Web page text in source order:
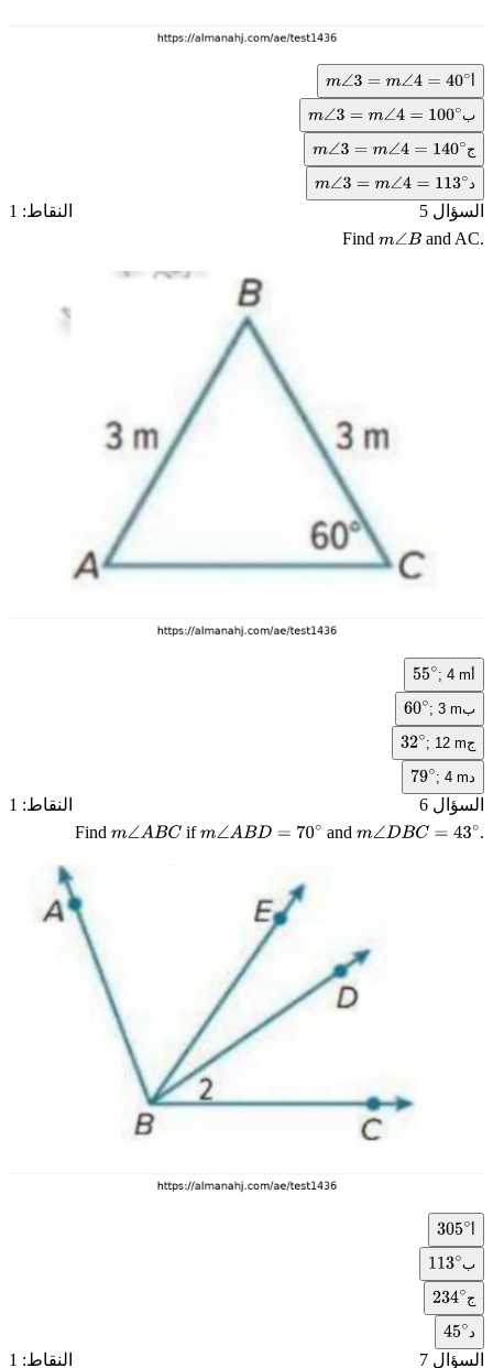
m∠3 =m ∠4=40∘
ب
m∠3 =m ∠4=100∘
ج
m∠3 =m ∠4=140∘
m∠3 =m ∠4=113∘
السؤال 5
النقاط: 1
Findm∠B and AC.
55 ∘ ; 4 m
ب 60 ∘ ; 3 m
ج 32 ∘ ; 12 m
79 ∘ ; 4 m
السؤال 6
النقاط: 1
Findm∠ABC ifm∠ABD =70∘ andm∠DBC =43∘
305 ∘
ب
113 ∘
ج
234 ∘
45 ∘
السؤال 7 النقاط: 1